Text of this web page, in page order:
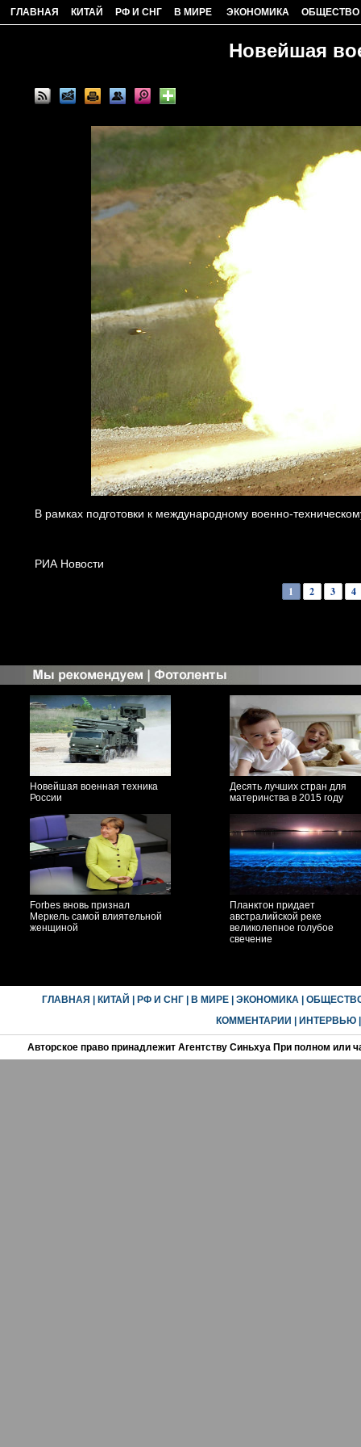
ГЛАВНАЯ КИТАЙ РФ И СНГ В МИРЕ ЭКОНОМИКА ОБЩЕСТВО
Новейшая
В рамках подготовки к международному военно-
РИА Новости
1 2 3 4
Новейшая военная техника
России
Десять лучших стран для
материнства в 2015 году
Forbes вновь признал
Меркель самой влиятельной
женщиной
Планктон придает
австралийской реке
великолепное голубое
свечение
ГЛАВНАЯ КИТАЙ РФ И СНГ| В МИРЕ| ЭКОНОМИКА|
КОММЕНТАРИИ
ИНТЕРВЬЮ
Авторское право принадлежит Агентству Синьхуа При полном или